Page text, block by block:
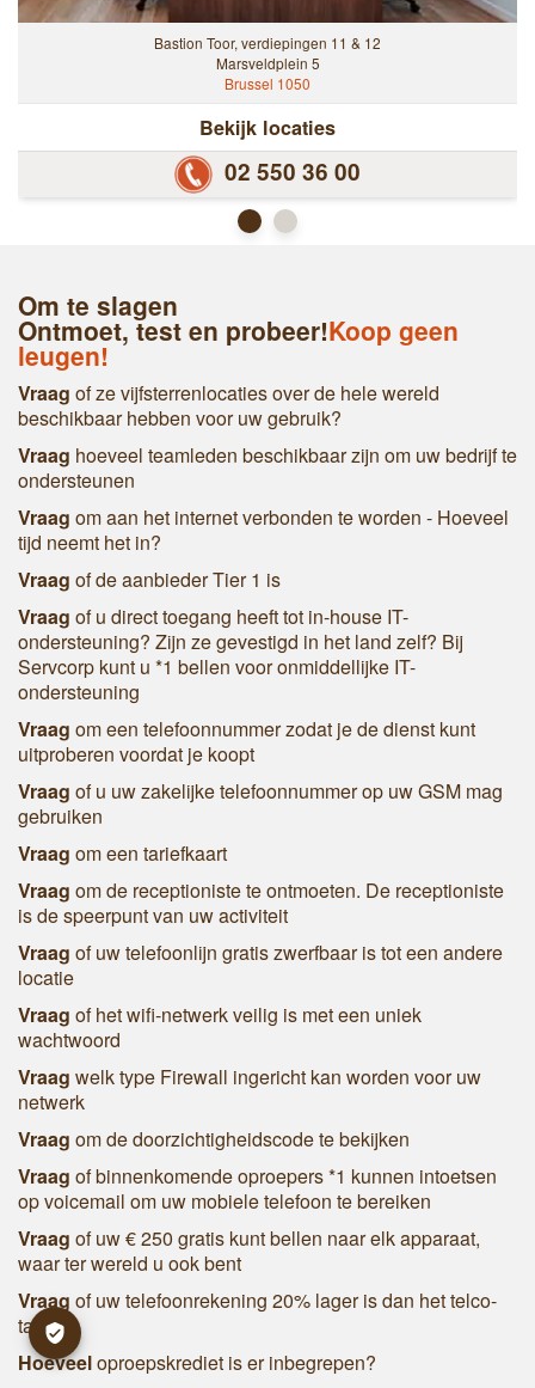
Bastion Toor, verdiepingen 11 & 12
Marsveldplein 5
Brussel 1050
Bekijk locaties
02 550 36 00
Om te slagen
Ontmoet, test en probeer!Koop geen
leugen!
Vraag of ze vijfsterrenlocaties over de hele wereld
beschikbaar hebben voor uw gebruik?
Vraag hoeveel teamleden beschikbaar zijn om uw bedrijf te
ondersteunen
Vraag om aan het internet verbonden te worden - Hoeveel
tijd neemt het in?
Vraag of de aanbieder Tier 1 is
Vraag of u direct toegang heeft tot in-house IT-
ondersteuning? Zijn ze gevestigd in het land zelf? Bij
Servcorp kunt u *1 bellen voor onmiddellijke IT-
ondersteuning
Vraag om een telefoonnummer zodat je de dienst kunt
uitproberen voordat je koopt
Vraag of u uw zakelijke telefoonnummer op uw GSM mag
gebruiken
Vraag om een tariefkaart
Vraag om de receptioniste te ontmoeten. De receptioniste
is de speerpunt van uw activiteit
Vraag of uw telefoonlijn gratis zwerfbaar is tot een andere
locatie
Vraag of het wifi-netwerk veilig is met een uniek
wachtwoord
Vraag welk type Firewall ingericht kan worden voor uw
netwerk
Vraag om de doorzichtigheidscode te bekijken
Vraag of binnenkomende oproepers *1 kunnen intoetsen
op voicemail om uw mobiele telefoon te bereiken
Vraag of uw € 250 gratis kunt bellen naar elk apparaat,
waar ter wereld u ook bent
Vraag of uw telefoonrekening 20% lager is dan het telco-
tarief
Hoeveeloproepskrediet is er inbegrepen?